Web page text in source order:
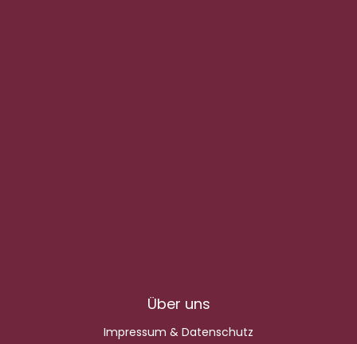
Über uns
Impressum & Datenschutz